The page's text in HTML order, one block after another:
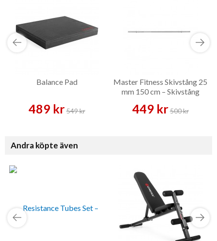
Balance Pad
489 kr549 kr
Master Fitness Skivstång 25
mm 150 cm – Skivstång
449 kr500 kr
Andra köpte även